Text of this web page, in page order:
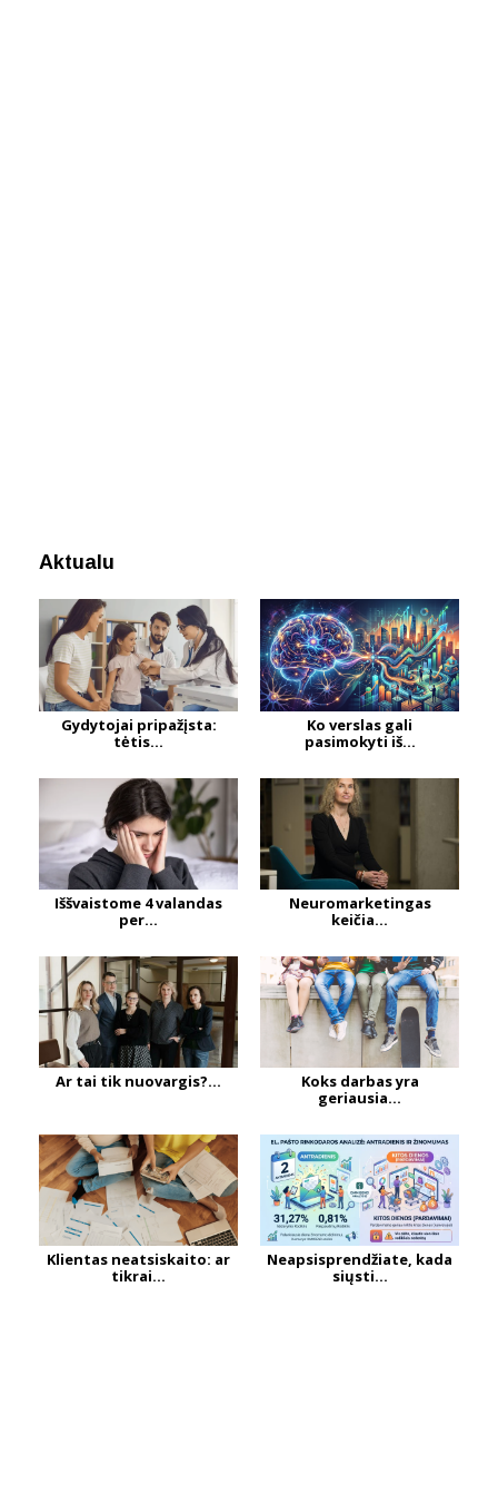
Aktualu
Gydytojai pripažįsta:
tėtis...
Ko verslas gali
pasimokyti iš...
Iššvaistome 4 valandas
per...
Neuromarketingas
keičia...
Ar tai tik nuovargis?...
Koks darbas yra
geriausia...
Klientas neatsiskaito: ar
tikrai...
Neapsisprendžiate, kada
siųsti...